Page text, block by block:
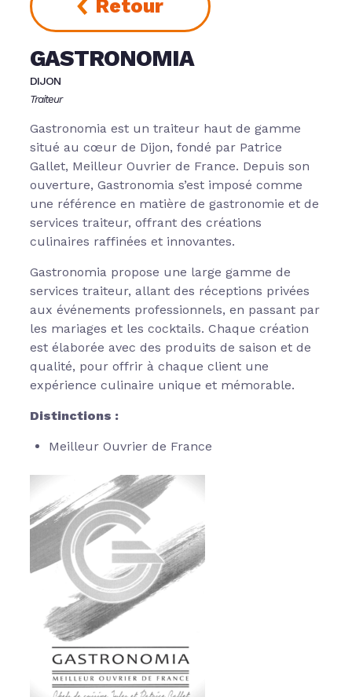
Retour
GASTRONOMIA
DIJON
Traiteur
Gastronomia est un traiteur haut de gamme
situé au cœur de Dijon, fondé par Patrice
Gallet, Meilleur Ouvrier de France. Depuis son
ouverture, Gastronomia s’est imposé comme
une référence en matière de gastronomie et de
services traiteur, offrant des créations
culinaires raffinées et innovantes.
Gastronomia propose une large gamme de
services traiteur, allant des réceptions privées
aux événements professionnels, en passant par
les mariages et les cocktails. Chaque création
est élaborée avec des produits de saison et de
qualité, pour offrir à chaque client une
expérience culinaire unique et mémorable.
Distinctions :
Meilleur Ouvrier de France